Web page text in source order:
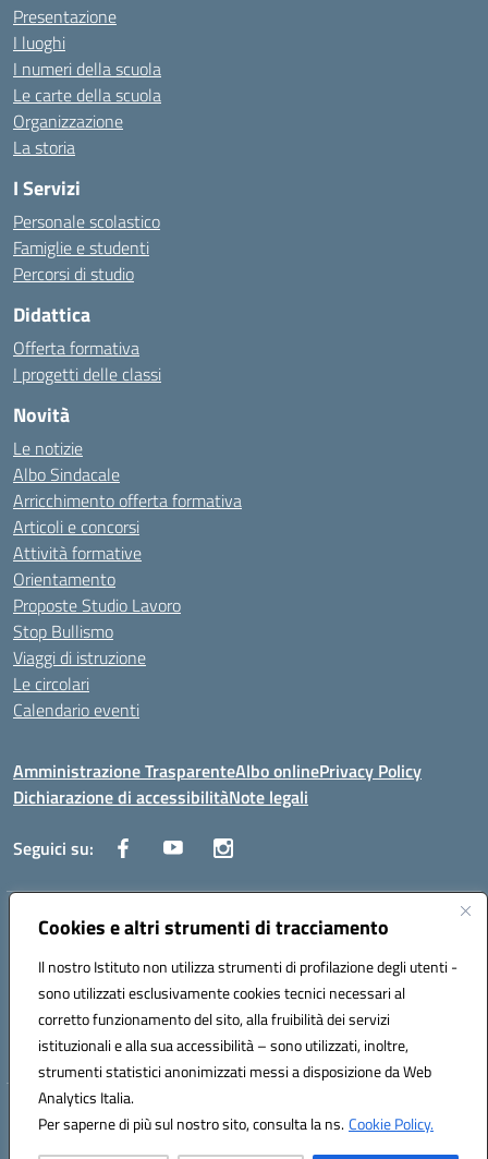
Cookies e altri strumenti di tracciamento
Il nostro Istituto non utilizza strumenti di profilazione degli utenti -
sono utilizzati esclusivamente cookies tecnici necessari al
corretto funzionamento del sito, alla fruibilità dei servizi
istituzionali e alla sua accessibilità – sono utilizzati, inoltre,
strumenti statistici anonimizzati messi a disposizione da Web
Analytics Italia.
Per saperne di più sul nostro sito, consulta la ns.Cookie Policy.
Presentazione
I luoghi
I numeri della scuola
Le carte della scuola
Organizzazione
La storia
I Servizi
Personale scolastico
Famiglie e studenti
Percorsi di studio
Didattica
Offerta formativa
I progetti delle classi
Novità
Le notizie
Albo Sindacale
Arricchimento offerta formativa
Articoli e concorsi
Attività formative
Orientamento
Proposte Studio Lavoro
Stop Bullismo
Viaggi di istruzione
Le circolari
Calendario eventi
Amministrazione TrasparenteAlbo onlinePrivacy Policy
Dichiarazione di accessibilitàNote legali
Seguici su:
Indirizzo:Corso Fornari, 1 - 70056 Molfetta
Posta elettronica certificata (PEC):BARH04000D@pec.istruzione.it
Codice fiscale: 93249230728
Codice meccanografico: BARH04000D
Hosting & Powered by 3D Solution S.r.l.
Concept & Design by Designers Italia